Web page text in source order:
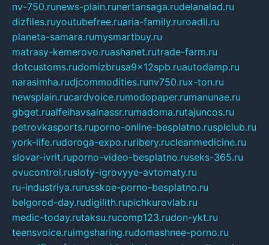
nv-750.runews-plain.runertansaga.rudelanalad.ru
dizfiles.ruyoutubefree.ruaria-family.ruroadli.ru
planeta-samara.rumysmartbuy.ru
matrasy-kemerovo.ruashanet.rutrade-farm.ru
dotcustoms.rudomizbrusa9x12spb.ruautodamp.ru
narasimha.rudjcommodities.runv750.rux-ton.ru
newsplain.rucardvoice.rumodopaper.rumanunae.ru
gbget.rualfeihavsalnassr.rumadoma.rutajuncos.ru
petrovkasports.ruporno-online-besplatno.rusplclub.ru
york-life.rudoroga-expo.ruribery.rucleanmedicine.ru
slovar-ivrit.ruporno-video-besplatno.ruseks-365.ru
ovucontrol.rusloty-igrovyye-avtomaty.ru
ru-industriya.rurusskoe-porno-besplatno.ru
belgorod-day.rudigilith.rupichkurovlab.ru
medic-today.rutaksu.rucomp123.rudon-ykt.ru
teensvoice.ruimgsharing.rudomashnee-porno.ru